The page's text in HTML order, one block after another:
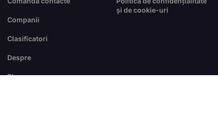
Companii
Clasificatori
Despre
Blog
și de cookie-uri